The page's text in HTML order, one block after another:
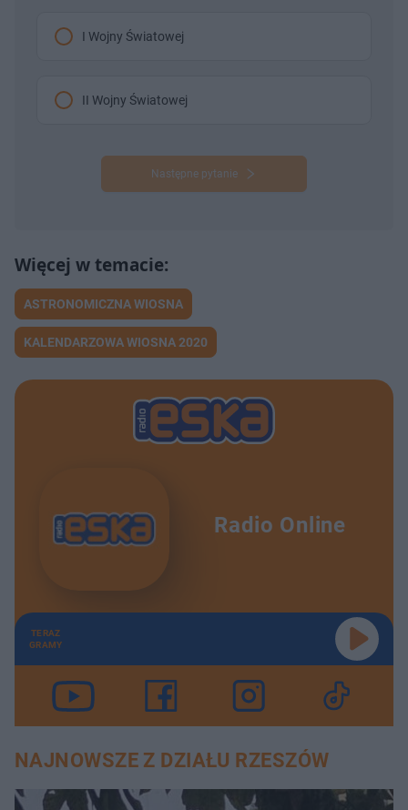
I Wojny Światowej
II Wojny Światowej
Następne pytanie
ASTRONOMICZNA WIOSNA
KALENDARZOWA WIOSNA 2020
Radio Online
TERAZ
GRAMY
NAJNOWSZE Z DZIAŁU RZESZÓW